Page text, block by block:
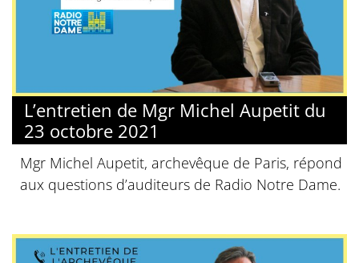
L’entretien de Mgr Michel Aupetit du
23 octobre 2021
Mgr Michel Aupetit, archevêque de Paris, répond
aux questions d’auditeurs de Radio Notre Dame.